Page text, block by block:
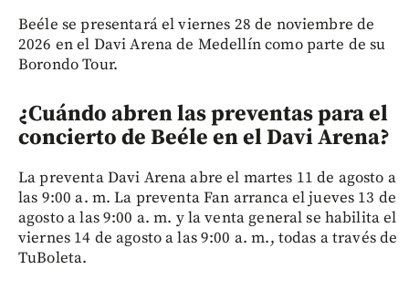
Beéle se presentará el viernes 28 de noviembre de
2026 en el Davi Arena de Medellín como parte de su
Borondo Tour.
¿Cuándo abren las preventas para el
concierto de Beéle en el Davi Arena?
La preventa Davi Arena abre el martes 11 de agosto a
las 9:00 a. m. La preventa Fan arranca el jueves 13 de
agosto a las 9:00 a. m. y la venta general se habilita el
viernes 14 de agosto a las 9:00 a. m., todas a través de
TuBoleta.